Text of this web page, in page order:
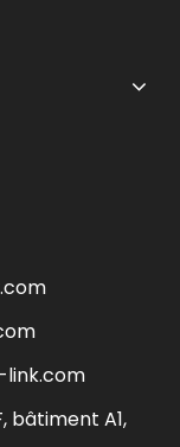
link.com
bâtiment A1,